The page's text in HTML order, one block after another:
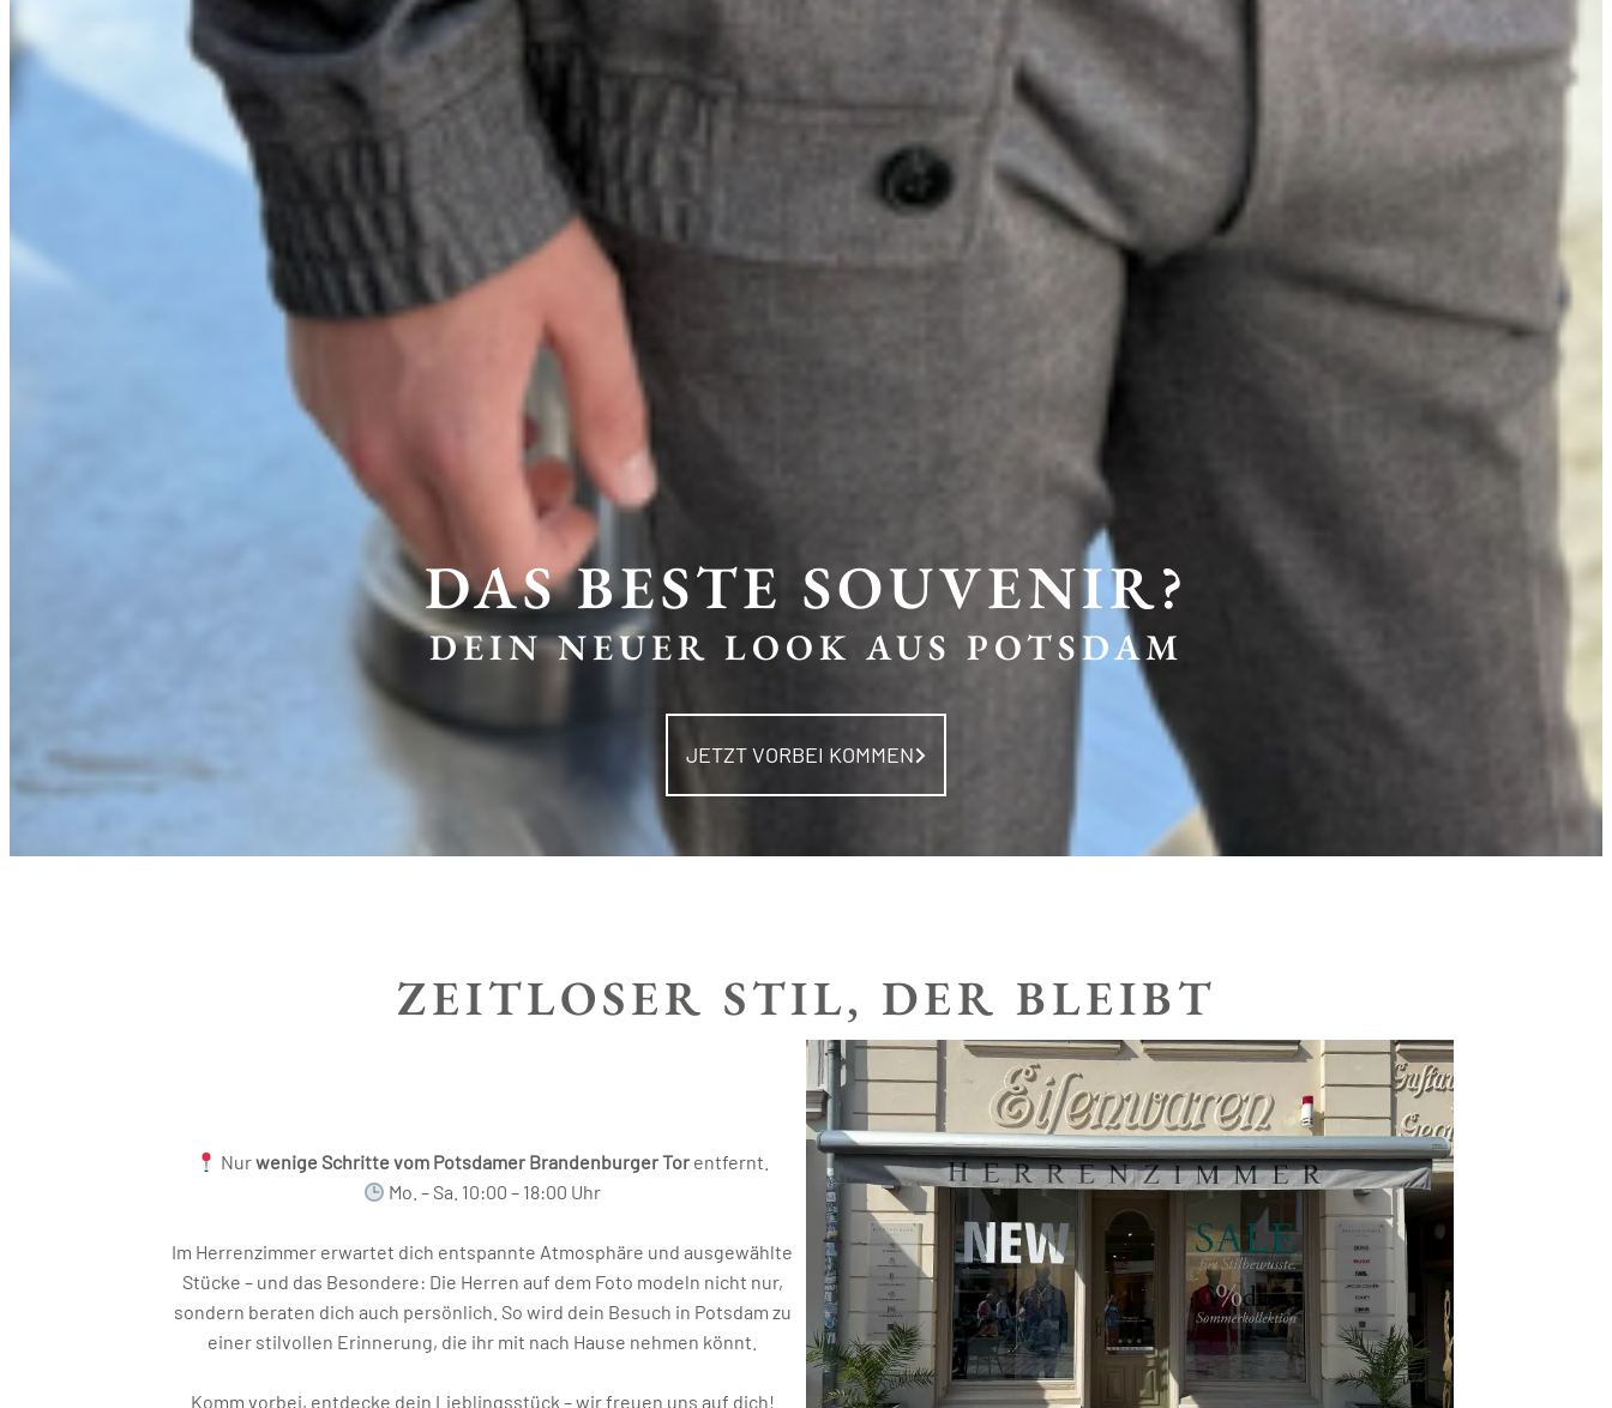
DAS BESTE SOUVENIR?
DEIN NEUER LOOK AUS POTSDAM
JETZT VORBEI KOMMEN
ZEITLOSER STIL, DER BLEIBT
Nurwenige Schritte vom Potsdamer Brandenburger Tor entfernt.
Mo. – Sa. 10:00 – 18:00 Uhr
Im Herrenzimmer erwartet dich entspannte Atmosphäre und ausgewählte
Stücke – und das Besondere: Die Herren auf dem Foto modeln nicht nur,
sondern beraten dich auch persönlich. So wird dein Besuch in Potsdam zu
einer stilvollen Erinnerung, die ihr mit nach Hause nehmen könnt.
Komm vorbei, entdecke dein Lieblingsstück – wir freuen uns auf dich!